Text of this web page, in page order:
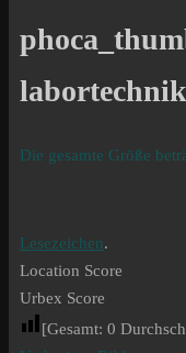
Die gesamte Größe
Lesezeichen.
Location Score
Urbex Score
[Gesamt: 0